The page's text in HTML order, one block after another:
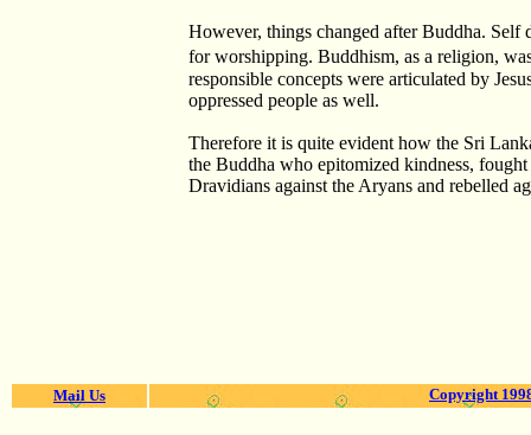
However, things changed after Buddha.
for worshipping. Buddhism, as a religion,
responsible concepts were articulated by
oppressed people as well.
Therefore it is quite evident how the Sri
the Buddha who epitomized kindness,
Dravidians against the Aryans and rebelled
Mail Us Copyright